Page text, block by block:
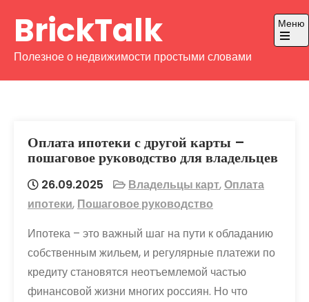
BrickTalk
Полезное о недвижимости простыми словами
Меню
Оплата ипотеки с другой карты –
пошаговое руководство для владельцев
26.09.2025 Владельцы карт,Оплата
ипотеки, Пошаговое руководство
Ипотека – это важный шаг на пути к обладанию
собственным жильем, и регулярные платежи по
кредиту становятся неотъемлемой частью
финансовой жизни многих россиян. Но что